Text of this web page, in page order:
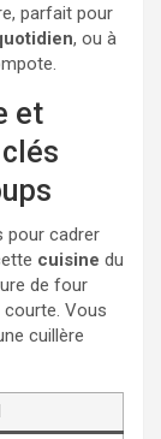
parfait pour
, ou à
et
pour cadrer
cuisine du
de four
courte. Vous
cuillère